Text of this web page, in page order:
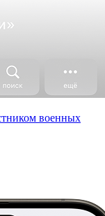
военных